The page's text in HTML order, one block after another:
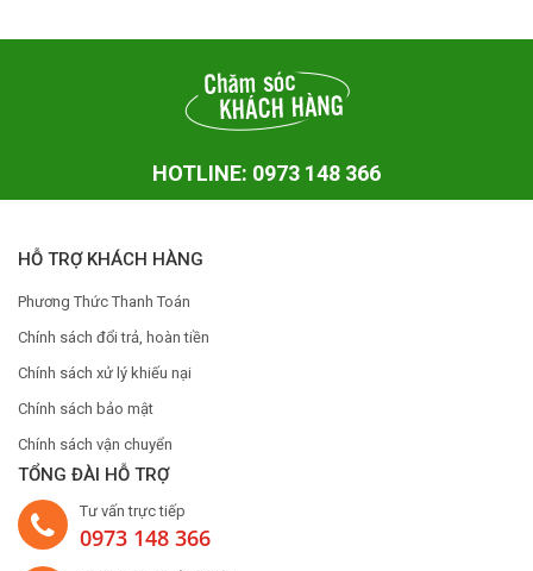
HOTLINE: 0973 148 366
HỖ TRỢ KHÁCH HÀNG
Phương Thức Thanh Toán
Chính sách đổi trả, hoàn tiền
Chính sách xử lý khiếu nại
Chính sách bảo mật
Chính sách vận chuyển
TỔNG ĐÀI HỖ TRỢ
Tư vấn trực tiếp
0973 148 366